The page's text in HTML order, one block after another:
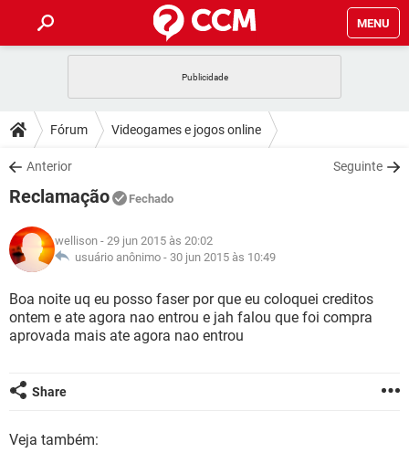
MENU
CELULAR FACEBOOK
OUTLOOK
INSTAGRAM
GUIA DE COMPRAS
DICAS
JOGOS WHATSAPP
INSTAGRAM
GUIA DE COMPRAS
DOWNLOADS
JOGOS
CELULAR
OUTLOOK EXCEL
INSTAGRAM
GUIA DE COMPRAS
JOGOS
CELULAR
OUTLOOK EXCEL
INSTAGRAM GMAIL
GLOSSÁRIO
CELULAR FACEBOOK
INSTAGRAM
Fórum Videogames e jogos online
Anterior Seguinte
Reclamação Fechado
wellison - 29 jun 2015 às 20:02
usuário anônimo - 30 jun 2015 às 10:49
Boa noite uq eu posso faser por que eu coloquei creditos
ontem e ate agora nao entrou e jah falou que foi compra
aprovada mais ate agora nao entrou
Share
Veja também: